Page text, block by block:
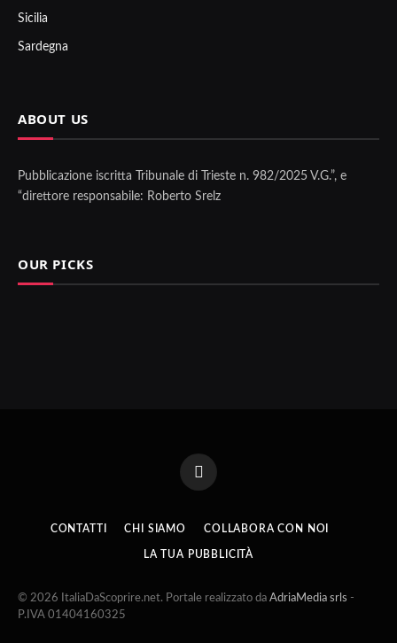
Sicilia
Sardegna
ABOUT US
Pubblicazione iscritta Tribunale di Trieste n. 982/2025 V.G.”, e
“direttore responsabile: Roberto Srelz
OUR PICKS
Facebook
CONTATTI CHI SIAMO COLLABORA CON NOI
LA TUA PUBBLICITÀ
© 2026 ItaliaDaScoprire.net. Portale realizzato da AdriaMedia srls -
P.IVA 01404160325